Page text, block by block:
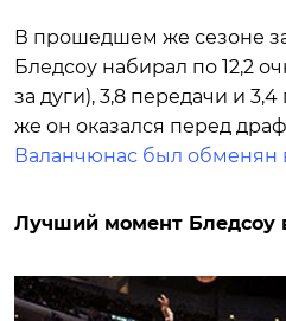
В прошедшем же сезоне
Бледсоу набирал по 12,2
за дуги), 3,8 передачи и
же он оказался перед
Валанчюнас был обменян
Лучший момент Бледсоу